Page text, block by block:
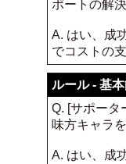
ポートの解
A. はい、成
でコストの
ルール - 基
Q. [サポータ
味方キャラ
A. はい、成